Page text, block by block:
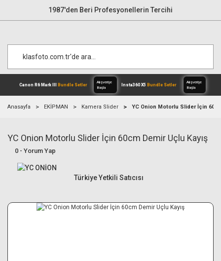
1987'den Beri Profesyonellerin Tercihi
Canon R6 Mark IIIBundle Setler
Alışverişe
Anasayfa EKİPMAN Kamera Slider YC Onion Motorlu Slider İçin
YC Onion Motorlu Slider İçin 60cm Demir Uçlu Kayış
0 - Yorum Yap
Türkiye Yetkili Satıcısı